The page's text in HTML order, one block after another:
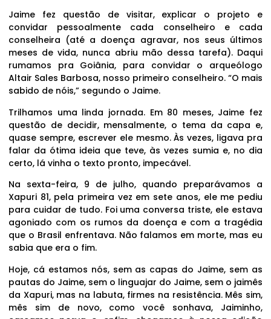
Jaime fez questão de visitar, explicar o projeto e
convidar pessoalmente cada conselheiro e cada
conselheira (até a doença agravar, nos seus últimos
meses de vida, nunca abriu mão dessa tarefa). Daqui
rumamos pra Goiânia, para convidar o arqueólogo
Altair Sales Barbosa, nosso primeiro conselheiro. “O mais
sabido de nóis,” segundo o Jaime.
Trilhamos uma linda jornada. Em 80 meses, Jaime fez
questão de decidir, mensalmente, o tema da capa e,
quase sempre, escrever ele mesmo. Às vezes, ligava pra
falar da ótima ideia que teve, às vezes sumia e, no dia
certo, lá vinha o texto pronto, impecável.
Na sexta-feira, 9 de julho, quando preparávamos a
Xapuri 81, pela primeira vez em sete anos, ele me pediu
para cuidar de tudo. Foi uma conversa triste, ele estava
agoniado com os rumos da doença e com a tragédia
que o Brasil enfrentava. Não falamos em morte, mas eu
sabia que era o fim.
Hoje, cá estamos nós, sem as capas do Jaime, sem as
pautas do Jaime, sem o linguajar do Jaime, sem o jaimês
da Xapuri, mas na labuta, firmes na resistência. Mês sim,
mês sim de novo, como você sonhava, Jaiminho,